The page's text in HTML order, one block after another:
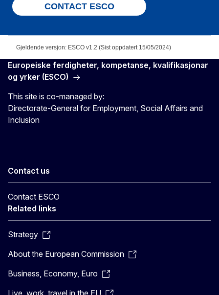
CONTACT ESCO
Gjeldende versjon: ESCO v1.2 (Sist oppdatert 15/05/2024)
Europeiske ferdigheter, kompetanse, kvalifikasjonar
og yrker (ESCO)
This site is co-managed by:
Directorate-General for Employment, Social Affairs and
Inclusion
Contact us
Contact ESCO
Related links
Strategy
About the European Commission
Business, Economy, Euro
Live, work, travel in the EU